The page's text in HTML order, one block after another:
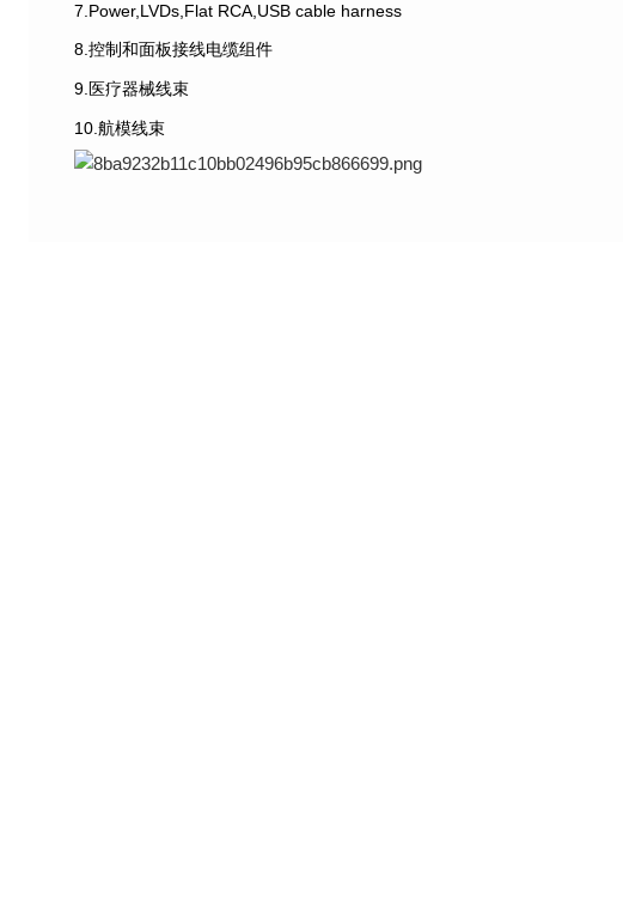
7.Power,LVDs,Flat RCA,USB cable harness
8.控制和面板接线电缆组件
9.医疗器械线束
10.航模线束